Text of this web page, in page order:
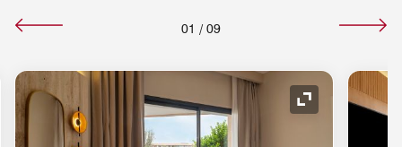
01 / 09
de développement Icône de